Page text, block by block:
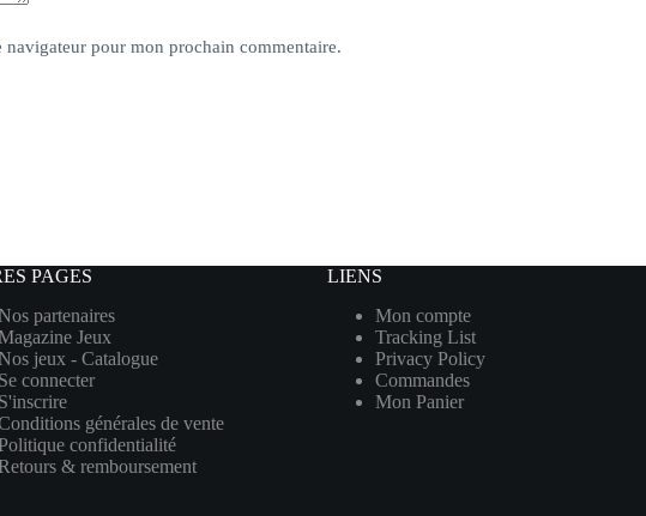
pour mon prochain commentaire.
PAGES
partenaires
Jeux
jeux - Catalogue
Se connecter
S'inscrire
générales de vente
confidentialité
& remboursement
LIENS
Mon compte
Tracking List
Privacy Policy
Commandes
Mon Panier